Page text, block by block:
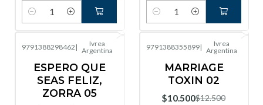
Cantidad Cantidad
-17%OFF
9791388298462 |
Ivrea
Argentina
ESPERO QUE
SEAS FELIZ,
ZORRA 05
-16%OFF
9791388355899|
Ivrea
Argentina
MARRIAGE
TOXIN 02
$10.500$12.500